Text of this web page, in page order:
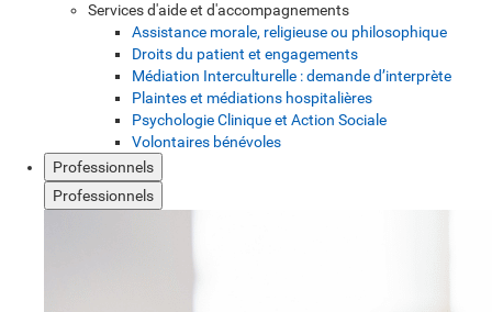
Services d'aide et d'accompagnements
Assistance morale, religieuse ou philosophique
Droits du patient et engagements
Médiation Interculturelle : demande d’interprète
Plaintes et médiations hospitalières
Psychologie Clinique et Action Sociale
Volontaires bénévoles
Professionnels
Professionnels